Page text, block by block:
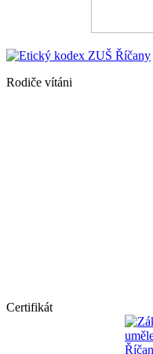
Etický kodex ZUŠ Říčany
Rodiče vítáni
Certifikát